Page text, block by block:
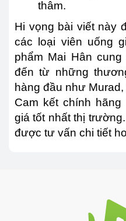
thâm.
Hi vọng bài viết này
các loại viên uống
phẩm Mai Hân
đến từ những
hàng đầu như
Cam kết chính
giá tốt nhất thị
được tư vấn chi tiết